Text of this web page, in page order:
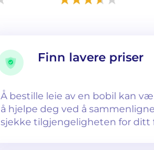
Finn lavere priser
Å bestille leie av en bobil kan
å hjelpe deg ved å
sjekke tilgjengeligheten for ditt